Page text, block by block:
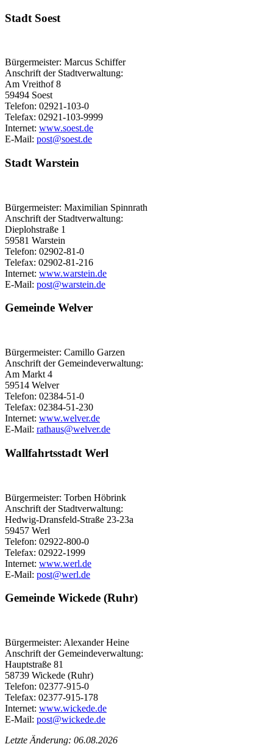
Stadt Soest
Bürgermeister: Marcus Schiffer
Anschrift der Stadtverwaltung:
Am Vreithof 8
59494 Soest
Telefon: 02921-103-0
Telefax: 02921-103-9999
Internet: www.soest.de
E-Mail: post@​soest.de
Stadt Warstein
Bürgermeister: Maximilian Spinnrath
Anschrift der Stadtverwaltung:
Dieplohstraße 1
59581 Warstein
Telefon: 02902-81-0
Telefax: 02902-81-216
Internet: www.warstein.de
E-Mail: post@​warstein.de
Gemeinde Welver
Bürgermeister: Camillo Garzen
Anschrift der Gemeindeverwaltung:
Am Markt 4
59514 Welver
Telefon: 02384-51-0
Telefax: 02384-51-230
Internet: www.welver.de
E-Mail: rathaus@​welver.de
Wallfahrtsstadt Werl
Bürgermeister: Torben Höbrink
Anschrift der Stadtverwaltung:
Hedwig-Dransfeld-Straße 23-23a
59457 Werl
Telefon: 02922-800-0
Telefax: 02922-1999
Internet: www.werl.de
E-Mail: post@​werl.de
Gemeinde Wickede (Ruhr)
Bürgermeister: Alexander Heine
Anschrift der Gemeindeverwaltung:
Hauptstraße 81
58739 Wickede (Ruhr)
Telefon: 02377-915-0
Telefax: 02377-915-178
Internet: www.wickede.de
E-Mail: post@​wickede.de
Letzte Änderung: 06.08.2026